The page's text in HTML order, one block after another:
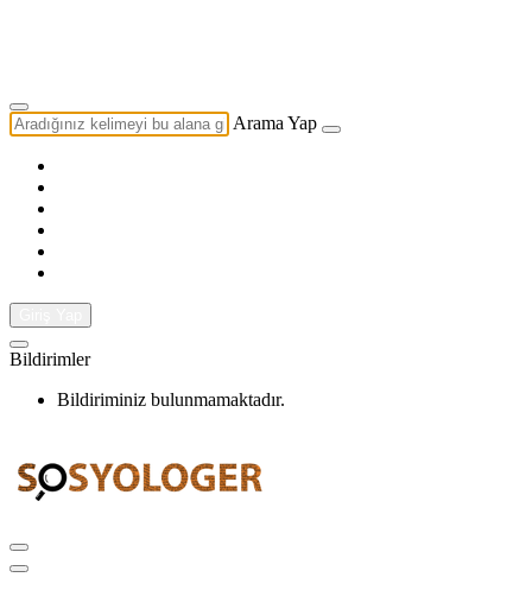
Arama Yap
Bildirimler
Bildiriminiz bulunmamaktadır.